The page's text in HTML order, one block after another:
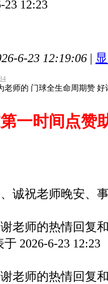
23 12:23
6-23 12:19:06 |
老师的 门球全生命周期赞 好
一时间点赞
诚祝老师晚安、
老师的热情回复
于 2026-6-23 12:23
老师的热情回复